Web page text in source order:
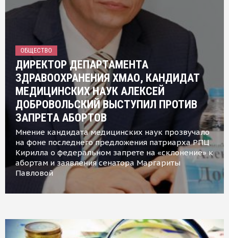
ОБЩЕСТВО
ДИРЕКТОР ДЕПАРТАМЕНТА
ЗДРАВООХРАНЕНИЯ ХМАО, КАНДИДАТ
МЕДИЦИНСКИХ НАУК АЛЕКСЕЙ
ДОБРОВОЛЬСКИЙ ВЫСТУПИЛ ПРОТИВ
ЗАПРЕТА АБОРТОВ
Мнение кандидата медицинских наук прозвучало
на фоне последнего предложения патриарха РПЦ
Кирилла о федеральном запрете на «склонение» к
абортам и заявления сенатора Маргариты
Павловой